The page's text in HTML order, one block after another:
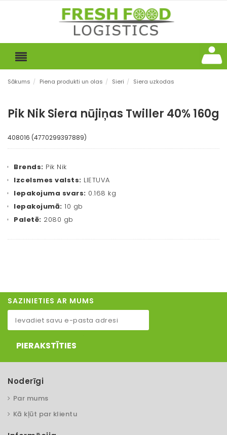
Sākums / Piena produkti un olas / Sieri / Siera uzkodas
Pik Nik Siera nūjiņas Twiller 40% 160g
408016 (4770299397889)
Brends: Pik Nik
Izcelsmes valsts: LIETUVA
Iepakojuma svars: 0.168 kg
Iepakojumā: 10 gb
Paletē: 2080 gb
SAZINIETIES AR MUMS
PIERAKSTĪTIES
Noderīgi
Par mums
Kā kļūt par klientu